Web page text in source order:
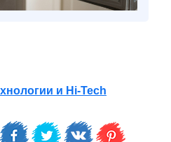
и Hi-Tech